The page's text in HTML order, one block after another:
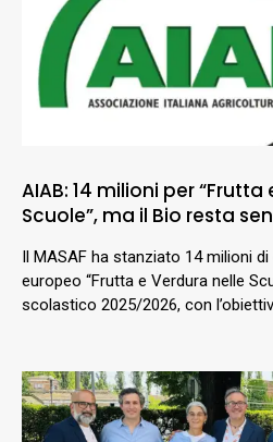
AIAB: 14 milioni per
Scuole”, ma il Bio resta
Il MASAF ha stanziato 14 milioni
europeo “Frutta e Verdura nelle
scolastico 2025/2026, con